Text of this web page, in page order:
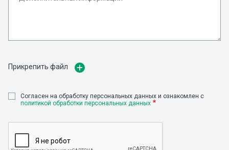
Прикрепить файл
Cогласен на обработку персональных данных и ознакомлен с
политикой обработки персональных данных